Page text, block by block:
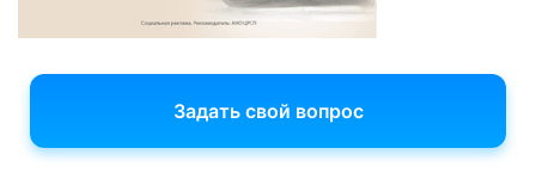
Задать свой вопрос